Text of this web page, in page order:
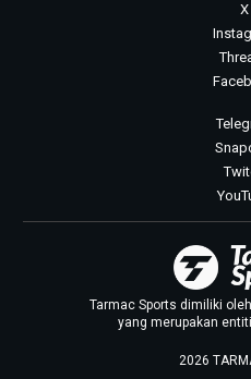
X
Tarmac Sports dimiliki
yang merupakan
2026